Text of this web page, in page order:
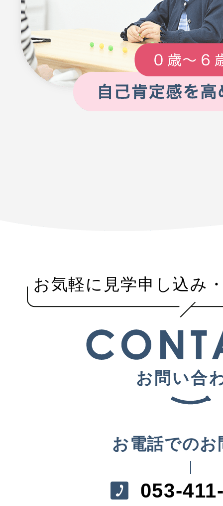
お気軽に見学申し込み
お問い合
お電話でのお
053-